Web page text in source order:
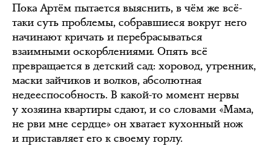
Пока Артём пытается выяснить, в чём же всё-
таки суть проблемы, собравшиеся вокруг него
начинают кричать и перебрасываться
взаимными оскорблениями. Опять всё
превращается в детский сад: хоровод, утренник,
маски зайчиков и волков, абсолютная
недееспособность. В какой-то момент нервы
у хозяина квартиры сдают, и со словами «Мама,
не рви мне сердце» он хватает кухонный нож
и приставляет его к своему горлу.